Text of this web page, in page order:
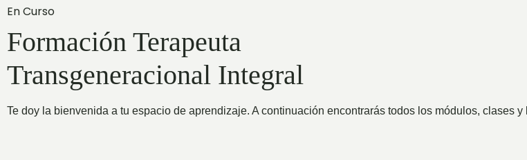
En Curso
Formación Terapeuta
Transgeneracional Integral
Te doy la bienvenida a tu espacio de aprendizaje. A continuación encontrarás todos los módulos, clases